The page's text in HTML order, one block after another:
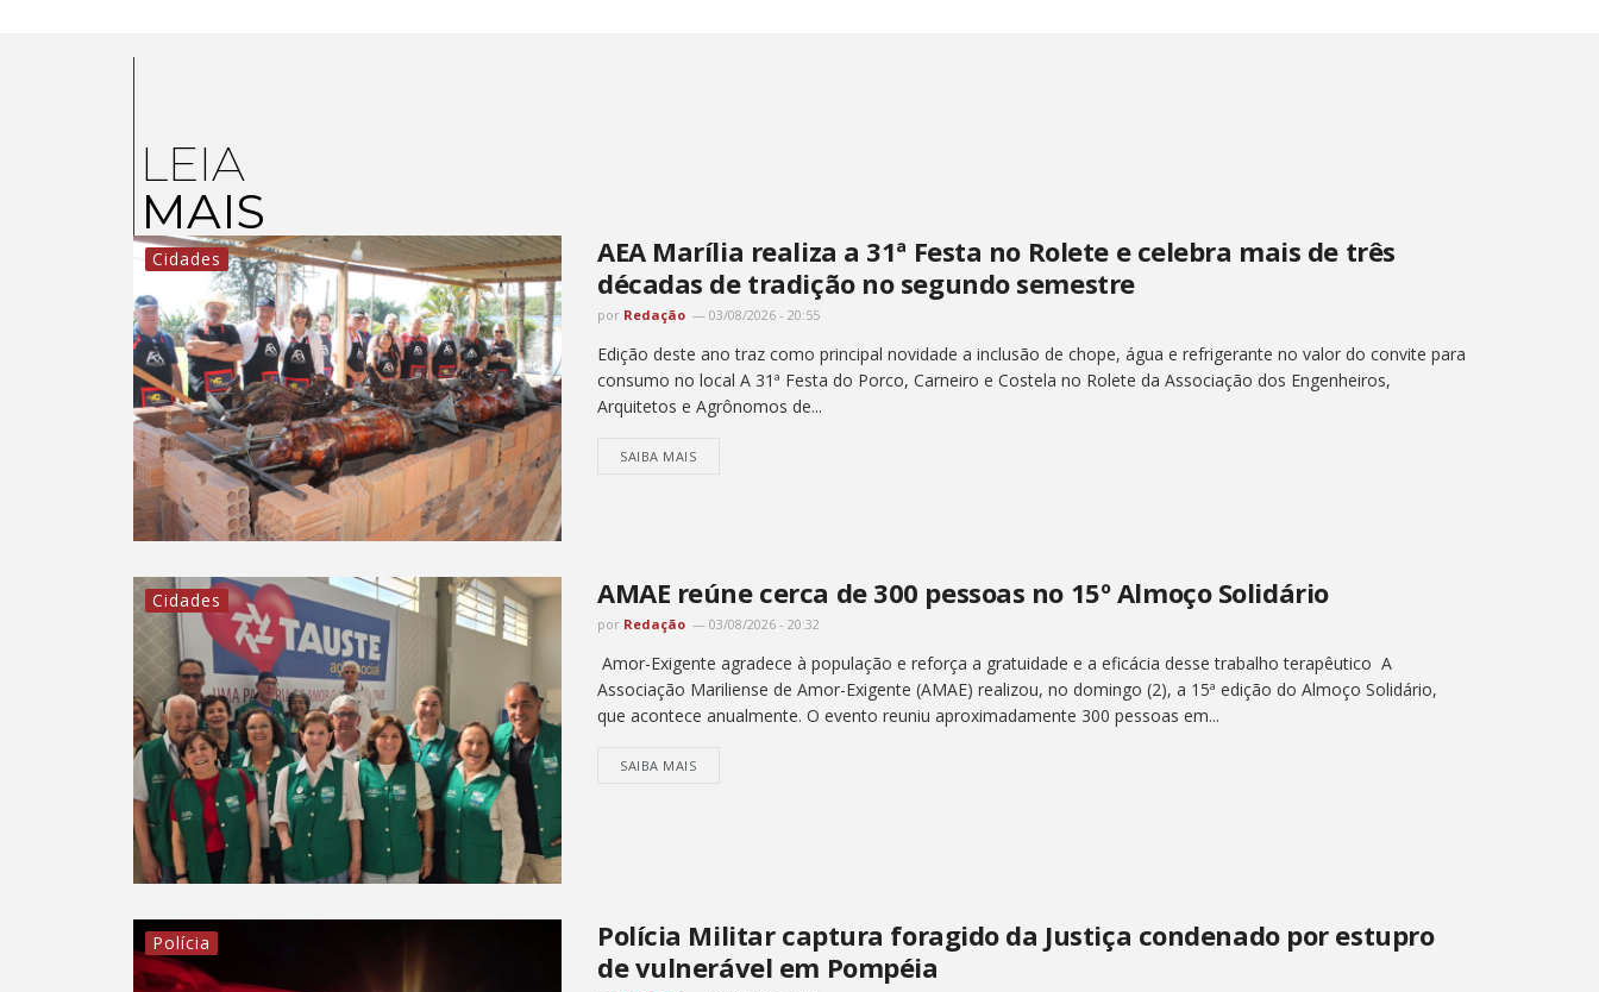
LEIA
MAIS
Cidades
AEA Marília realiza a 31ª Festa no Rolete e celebra mais de três
décadas de tradição no segundo semestre
por Redação 03/08/2026 - 20:55
Edição deste ano traz como principal novidade a inclusão de chope, água e refrigerante no valor do convite para
consumo no local A 31ª Festa do Porco, Carneiro e Costela no Rolete da Associação dos Engenheiros,
Arquitetos e Agrônomos de...
SAIBA MAIS
Cidades AMAE reúne cerca de 300 pessoas no 15º Almoço Solidário
por Redação 03/08/2026 - 20:32
Amor-Exigente agradece à população e reforça a gratuidade e a eficácia desse trabalho terapêutico A
Associação Mariliense de Amor-Exigente (AMAE) realizou, no domingo (2), a 15ª edição do Almoço Solidário,
que acontece anualmente. O evento reuniu aproximadamente 300 pessoas em...
SAIBA MAIS
Polícia
Polícia Militar captura foragido da Justiça condenado por estupro
de vulnerável em Pompéia